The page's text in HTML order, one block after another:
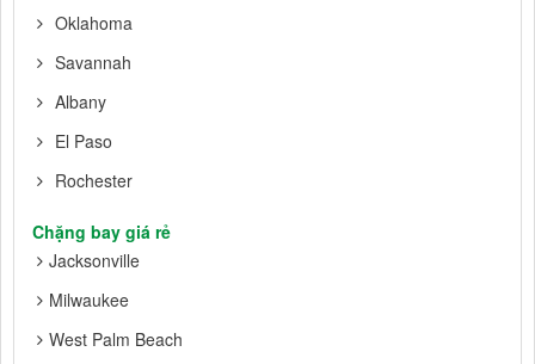
Oklahoma
Savannah
Albany
El Paso
Rochester
Chặng bay giá rẻ
Jacksonville
Milwaukee
West Palm Beach